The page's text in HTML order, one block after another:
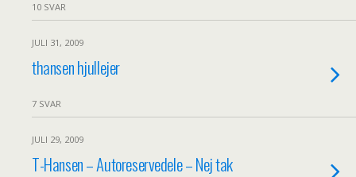
10 SVAR
JULI 31, 2009
thansen hjullejer
7 SVAR
JULI 29, 2009
T-Hansen – Autoreservedele – Nej tak